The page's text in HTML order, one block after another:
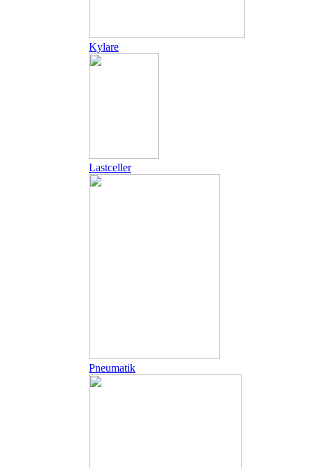
Kylare
Lastceller
Pneumatik